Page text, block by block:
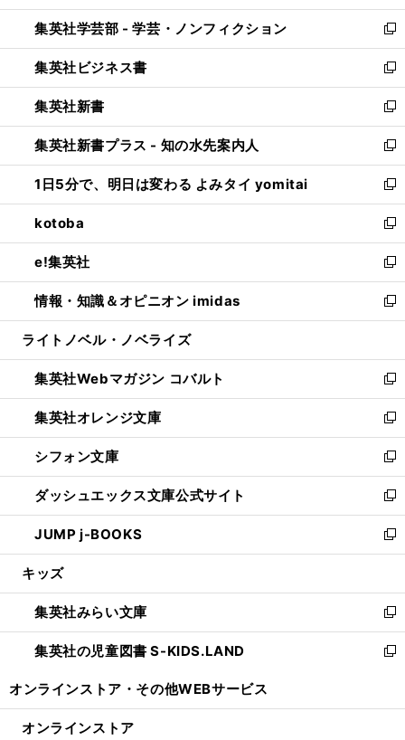
開
く
ウ
で
開
く
ン
ド
ウ
で
開
く
ウ
ィ
ン
ド
ウ
で
開
く
集英社学芸部 - 学芸・ノンフィクション
新
し
い
ウ
ィ
ン
ド
ウ
で
開
く
集英社ビジネス書
新
し
い
ウ
ィ
ン
ド
ウ
で
開
く
集英社新書
新
し
い
ウ
ィ
ン
ド
ウ
で
開
く
集英社新書プラス - 知の水先案内人
新
し
い
ウ
ィ
ン
ド
ウ
で
開
1日5分で、明日は変わる よみタイ yomitai
新
し
い
ウ
ィ
ン
ド
ウ
開
く
kotoba
新
し
い
ウ
ィ
ン
ウ
で
開
く
e!集英社
新
し
い
ウ
ン
ド
ウ
で
開
く
情報・知識＆オピニオン imidas
新
し
ウ
ィ
ン
ド
ウ
で
開
く
ライトノベル・ノベライズ
集英社Webマガジン コバルト
新
し
い
ウ
ィ
ン
ド
ウ
で
開
集英社オレンジ文庫
新
し
い
ウ
ィ
ン
ド
ウ
開
く
シフォン文庫
新
し
い
ウ
ィ
ン
ウ
で
開
く
ダッシュエックス文庫公式サイト
新
し
い
ウ
ン
ド
ウ
で
JUMP j-BOOKS
新
し
ウ
ィ
ン
ド
開
キッズ
集英社みらい文庫
新
し
い
ン
集英社の児童図書 S-KIDS.LAND
新
ウ
オンラインストア・ その他WEBサービス
オンラインストア